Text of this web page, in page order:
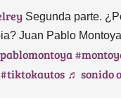
Segunda parte.
Juan Pablo
#tiktokautos ♬ sonido